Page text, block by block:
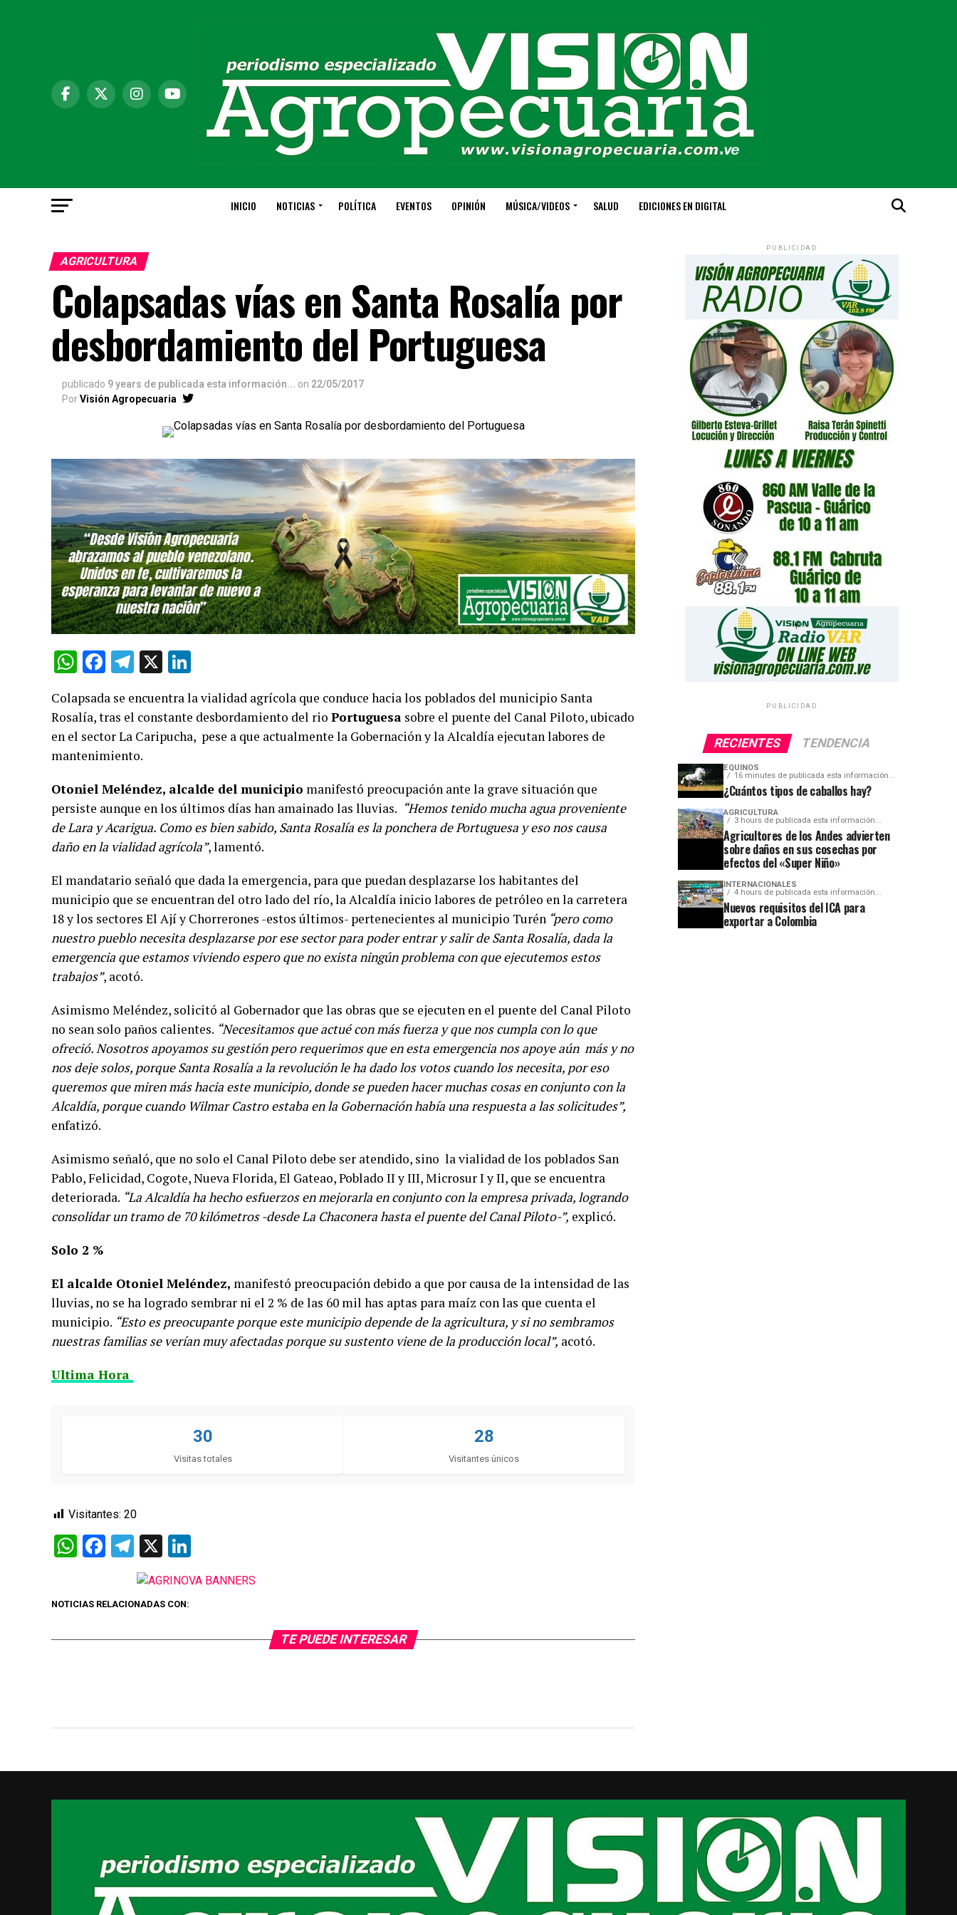
INICIO NOTICIAS POLÍTICA EVENTOS OPINIÓN MÚSICA/VIDEOS SALUD EDICIONES EN DIGITAL
AGRICULTURA
Colapsadas vías en Santa Rosalía por
desbordamiento del Portuguesa
publicado 9 years de publicada esta información... on 22/05/2017
PorVisión Agropecuaria
WhatsApp
Facebook
Telegram
X
Colapsada se encuentra la vialidad agrícola que conduce hacia los poblados del municipio Santa
Rosalía, tras el constante desbordamiento del rio Portuguesa sobre el puente del Canal Piloto, ubicado
en el sector La Caripucha, pese a que actualmente la Gobernación y la Alcaldía ejecutan labores de
mantenimiento.
Otoniel Meléndez, alcalde del municipio manifestó preocupación ante la grave situación que
persiste aunque en los últimos días han amainado las lluvias. “Hemos tenido mucha agua proveniente
de Lara y Acarigua. Como es bien sabido, Santa Rosalía es la ponchera de Portuguesa y eso nos causa
daño en la vialidad agrícola”, lamentó.
El mandatario señaló que dada la emergencia, para que puedan desplazarse los habitantes del
municipio que se encuentran del otro lado del río, la Alcaldía inicio labores de petróleo en la carretera
18 y los sectores El Ají y Chorrerones -estos últimos- pertenecientes al municipio Turén “pero como
nuestro pueblo necesita desplazarse por ese sector para poder entrar y salir de Santa Rosalía, dada la
emergencia que estamos viviendo espero que no exista ningún problema con que ejecutemos estos
trabajos”, acotó.
Asimismo Meléndez, solicitó al Gobernador que las obras que se ejecuten en el puente del Canal Piloto
no sean solo paños calientes. “Necesitamos que actué con más fuerza y que nos cumpla con lo que
ofreció. Nosotros apoyamos su gestión pero requerimos que en esta emergencia nos apoye aún más y no
nos deje solos, porque Santa Rosalía a la revolución le ha dado los votos cuando los necesita, por eso
queremos que miren más hacia este municipio, donde se pueden hacer muchas cosas en conjunto con la
Alcaldía, porque cuando Wilmar Castro estaba en la Gobernación había una respuesta a las solicitudes”,
enfatizó.
Asimismo señaló, que no solo el Canal Piloto debe ser atendido, sino la vialidad de los poblados San
Pablo, Felicidad, Cogote, Nueva Florida, El Gateao, Poblado II y III, Microsur I y II, que se encuentra
deteriorada. “La Alcaldía ha hecho esfuerzos en mejorarla en conjunto con la empresa privada, logrando
consolidar un tramo de 70 kilómetros -desde La Chaconera hasta el puente del Canal Piloto-”, explicó.
Solo 2 %
El alcalde Otoniel Meléndez, manifestó preocupación debido a que por causa de la intensidad de las
lluvias, no se ha logrado sembrar ni el 2 % de las 60 mil has aptas para maíz con las que cuenta el
municipio. “Esto es preocupante porque este municipio depende de la agricultura, y si no sembramos
nuestras familias se verían muy afectadas porque su sustento viene de la producción local”, acotó.
Ultima Hora
30
Visitas totales
28
Visitantes únicos
Visitantes: 20
WhatsApp
Facebook
Telegram
X
NOTICIAS RELACIONADAS CON:
TE PUEDE INTERESAR
PUBLICIDAD
PUBLICIDAD
RECIENTES TENDENCIA
EQUINOS
16 minutes de publicada esta información...
¿Cuántos tipos de caballos hay?
AGRICULTURA
3 hours de publicada esta información...
Agricultores de los Andes advierten
sobre daños en sus cosechas por
efectos del «Super Niño»
INTERNACIONALES
4 hours de publicada esta información...
Nuevos requisitos del ICA para
exportar a Colombia